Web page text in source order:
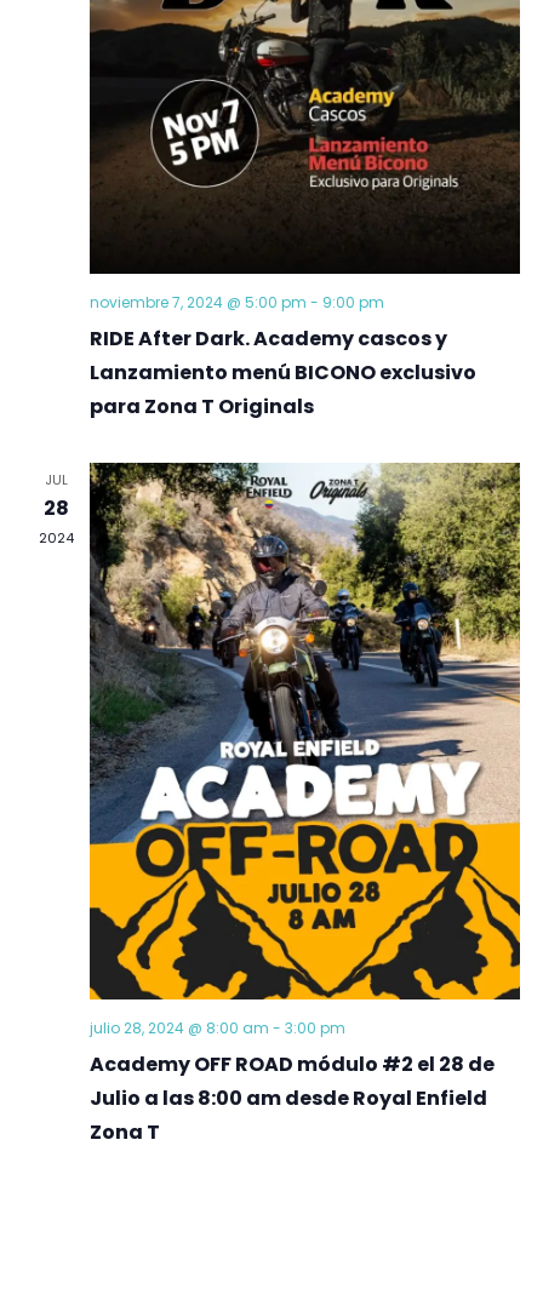
noviembre 7, 2024 @ 5:00 pm - 9:00 pm
RIDE After Dark. Academy cascos y
Lanzamiento menú BICONO exclusivo
para Zona T Originals
JUL
28
2024
julio 28, 2024 @ 8:00 am - 3:00 pm
Academy OFF ROAD módulo #2 el 28 de
Julio a las 8:00 am desde Royal Enfield
Zona T